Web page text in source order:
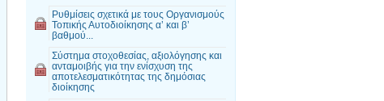
Ρυθμίσεις σχετικά με τους Οργανισμούς
Τοπικής Αυτοδιοίκησης α’ και β’
βαθμού...
Σύστημα στοχοθεσίας, αξιολόγησης και
ανταμοιβής για την ενίσχυση της
αποτελεσματικότητας της δημόσιας
διοίκησης